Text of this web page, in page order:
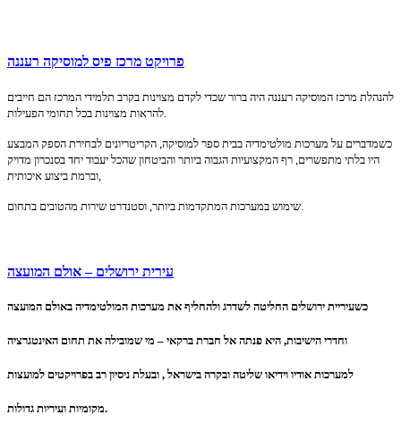
פרויקט מרכז פיס למוסיקה רעננה
להנהלת מרכז המוסיקה רעננה היה ברור שכדי לקדם מצוינות בקרב תלמידי המרכז הם חייבים
להראות מצוינות בכל תחומי הפעילות.
כשמדברים על מערכות מולטימדיה בבית ספר למוסיקה, הקריטריונים לבחירת הספק המבצע
היו בלתי מתפשרים, רף המקצועיות הגבוה ביותר והביטחון שהכל יעבוד יחד בסנכרון מדויק
וברמת ביצוע איכותית,
שימוש במערכות המתקדמות ביותר, וסטנדרט שירות מהטובים בתחום.
עירית ירושלים – אולם המועצה
כשעיריית ירושלים החליטה לשדרג ולהחליף את מערכות המולטימדיה באולם המועצה
וחדרי הישיבות, היא פנתה אל חברת ברקאי – מי שמובילה את תחום האינטגרציה
למערכות אודיו וידיאו שליטה ובקרה בישראל , ובעלת ניסיון רב בפרויקטים למועצות
מקומיות ועיריות גדולות.